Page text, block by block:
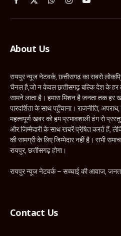
Facebook
X
WhatsApp
InstagramYouTube
About Us
रायपुर न्यूज नेटवर्क, छत्तीसगढ़ का सबसे
चैनल है,जो न केवल छत्तीसगढ़ बल्कि देश के
सामने लाता है। हमारा मिशन है जनता तक हर
पारदर्शिता के साथ पहुँचाना। राजनीति,
महत्वपूर्ण खबर को हम प्रभावशाली ढंग से
और जिम्मेदारी के साथ खबरें प्रेषित करते हैं,
की सामग्री के लिए जिम्मेदार नहीं है। सभी
रायपुर, छत्तीसगढ़ होगा।
रायपुर न्यूज नेटवर्क – सच्चाई की आवाज,
Contact Us